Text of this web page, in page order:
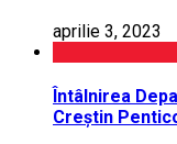
aprilie 3, 2023
Întâlnirea
Creștin